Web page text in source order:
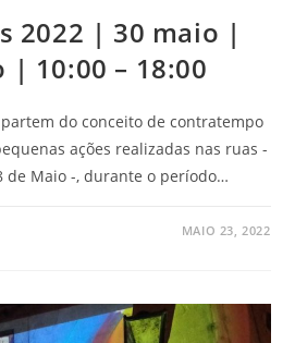
2022 | 30 maio |
10:00 – 18:00
do conceito de contratempo
ações realizadas nas ruas -
de Maio -, durante o período…
MAIO 23, 2022